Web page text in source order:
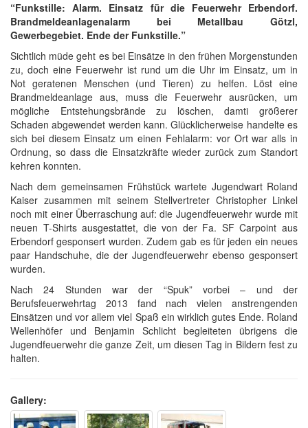
“Funkstille: Alarm. Einsatz für die Feuerwehr Erbendorf.
Brandmeldeanlagenalarm bei Metallbau Götzl,
Gewerbegebiet. Ende der Funkstille.”
Sichtlich müde geht es bei Einsätze in den frühen Morgenstunden
zu, doch eine Feuerwehr ist rund um die Uhr im Einsatz, um in
Not geratenen Menschen (und Tieren) zu helfen. Löst eine
Brandmeldeanlage aus, muss die Feuerwehr ausrücken, um
mögliche Entstehungsbrände zu löschen, damti größerer
Schaden abgewendet werden kann. Glücklicherweise handelte es
sich bei diesem Einsatz um einen Fehlalarm: vor Ort war alls in
Ordnung, so dass die Einsatzkräfte wieder zurück zum Standort
kehren konnten.
Nach dem gemeinsamen Frühstück wartete Jugendwart Roland
Kaiser zusammen mit seinem Stellvertreter Christopher Linkel
noch mit einer Überraschung auf: die Jugendfeuerwehr wurde mit
neuen T-Shirts ausgestattet, die von der Fa. SF Carpoint aus
Erbendorf gesponsert wurden. Zudem gab es für jeden ein neues
paar Handschuhe, die der Jugendfeuerwehr ebenso gesponsert
wurden.
Nach 24 Stunden war der “Spuk” vorbei – und der
Berufsfeuerwehrtag 2013 fand nach vielen anstrengenden
Einsätzen und vor allem viel Spaß ein wirklich gutes Ende. Roland
Wellenhöfer und Benjamin Schlicht begleiteten übrigens die
Jugendfeuerwehr die ganze Zeit, um diesen Tag in Bildern fest zu
halten.
Gallery: